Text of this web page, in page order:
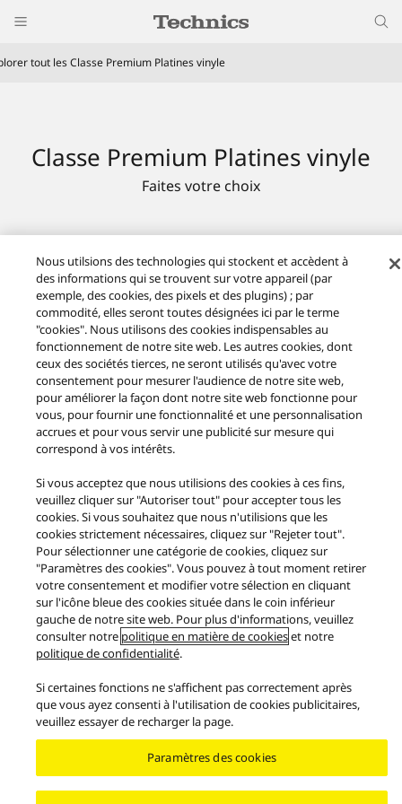
tout les Classe Premium Platines vinyle
Faites votre choix
Classe Premium Platines vinyle
Produits Classe Premium
Facebook X YouTube
Instagram
Conditions d'utilisation
Avertissement en matière de protection des données
Nous contacter
Politique en matière de cookies
Empreinte
GARANTIE LÉGALE
Area/Country
Copyright © 2026 Panasonic Suisse - Tous droits réservés.
Nous utilsions des technologies qui stockent et accèdent à
des informations qui se trouvent sur votre appareil (par
exemple, des cookies, des pixels et des plugins) ; par
commodité, elles seront toutes désignées ici par le terme
"cookies". Nous utilisons des cookies indispensables au
fonctionnement de notre site web. Les autres cookies, dont
ceux des sociétés tierces, ne seront utilisés qu'avec votre
consentement pour mesurer l'audience de notre site web,
pour améliorer la façon dont notre site web fonctionne pour
vous, pour fournir une fonctionnalité et une personnalisation
accrues et pour vous servir une publicité sur mesure qui
correspond à vos intérêts.
Si vous acceptez que nous utilisions des cookies à ces fins,
veuillez cliquer sur "Autoriser tout" pour accepter tous les
cookies. Si vous souhaitez que nous n'utilisions que les
cookies strictement nécessaires, cliquez sur "Rejeter tout".
Pour sélectionner une catégorie de cookies, cliquez sur
"Paramètres des cookies". Vous pouvez à tout moment retirer
votre consentement et modifier votre sélection en cliquant
sur l'icône bleue des cookies située dans le coin inférieur
gauche de notre site web. Pour plus d'informations, veuillez
consulter notre politique en matière de cookieset notre
politique de confidentialité.
Si certaines fonctions ne s'affichent pas correctement après
que vous ayez consenti à l'utilisation de cookies publicitaires,
veuillez essayer de recharger la page.
Paramètres des cookies